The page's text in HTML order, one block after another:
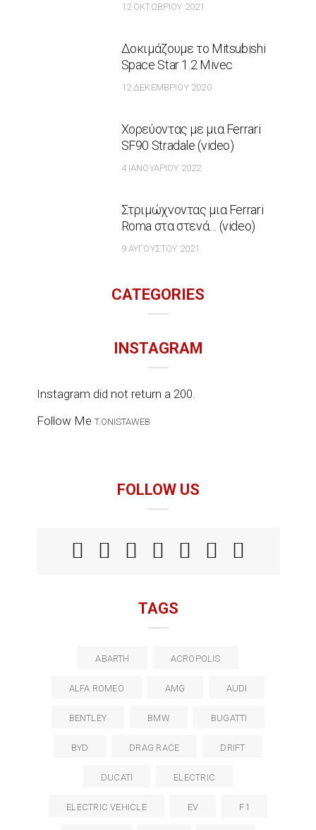
12 ΟΚΤΩΒΡΊΟΥ 2021
Δοκιμάζουμε το Mitsubishi
Space Star 1.2 Mivec
12 ΔΕΚΕΜΒΡΊΟΥ 2020
Χορεύοντας με μια Ferrari
SF90 Stradale (video)
4 ΙΑΝΟΥΑΡΊΟΥ 2022
Στριμώχνοντας μια Ferrari
Roma στα στενά… (video)
9 ΑΥΓΟΎΣΤΟΥ 2021
CATEGORIES
INSTAGRAM
Instagram did not return a 200.
Follow Me T.ONISTAWEB
FOLLOW US
TAGS
ABARTH ACROPOLIS
ALFA ROMEO AMG AUDI
BENTLEY BMW BUGATTI
BYD DRAG RACE DRIFT
DUCATI ELECTRIC
ELECTRIC VEHICLE EV F1